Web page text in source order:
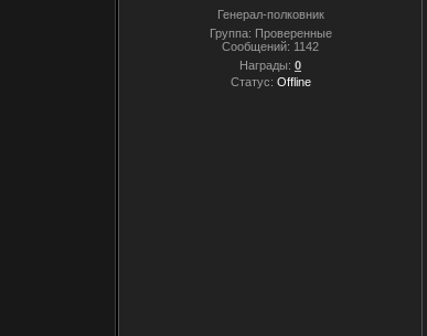
Генерал-полковник
Группа: Проверенные
Сообщений: 1142
Награды: 0
Статус: Offline